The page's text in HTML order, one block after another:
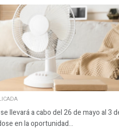
llevará a cabo del 26 de mayo al 3
en la oportunidad...